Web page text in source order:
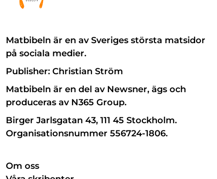
Matbibeln är en av Sveriges största matsidor
på sociala medier.
Publisher: Christian Ström
Matbibeln är en del av Newsner, ägs och
produceras av N365 Group.
Birger Jarlsgatan 43, 111 45 Stockholm.
Organisationsnummer 556724-1806.
Om oss